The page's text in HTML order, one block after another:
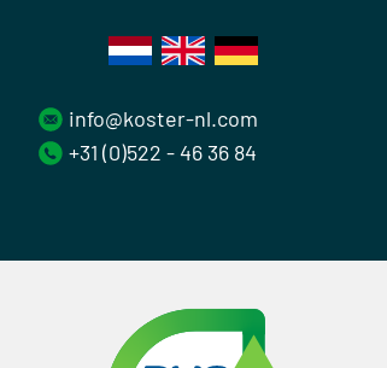
info@koster-nl.com
+31 (0)522 - 46 36 84